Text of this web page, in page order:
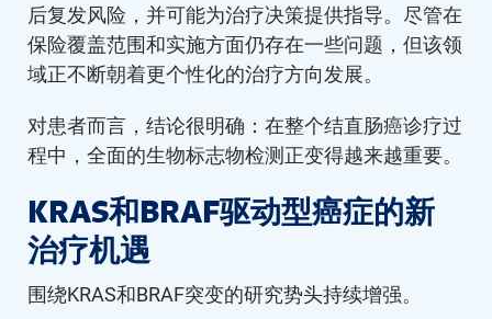
后复发风险，并可能为治疗决策提供指导。尽管在
保险覆盖范围和实施方面仍存在一些问题，但该领
域正不断朝着更个性化的治疗方向发展。
对患者而言，结论很明确：在整个结直肠癌诊疗过
程中，全面的生物标志物检测正变得越来越重要。
KRAS和BRAF驱动型癌症的新
治疗机遇
围绕KRAS和BRAF突变的研究势头持续增强。